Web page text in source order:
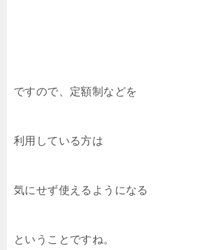
ですので、定額制などを
利用している方は
気にせず使えるようになる
ということですね。